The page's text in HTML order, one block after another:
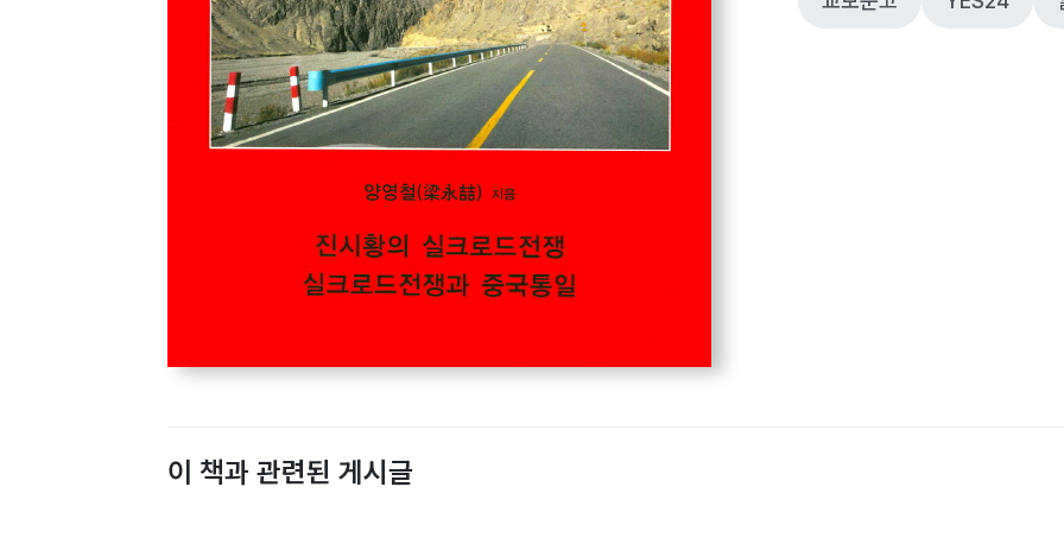
이 책과 관련된 게시글